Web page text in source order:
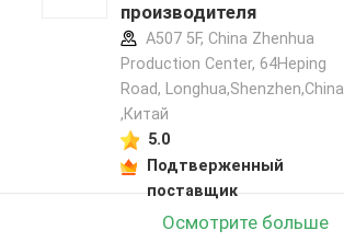
производителя
A507 5F, China Zhenhua
Production Center, 64Heping
Road, Longhua,Shenzhen,China
,Китай
5.0
Подтверженный
поставщик
Осмотрите больше